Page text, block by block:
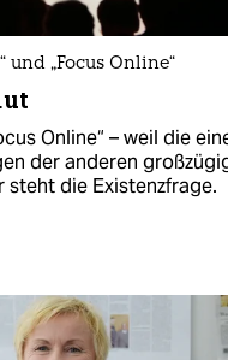
und „Focus Online“
Online“ – weil die
der anderen
steht die Existenzfrage.